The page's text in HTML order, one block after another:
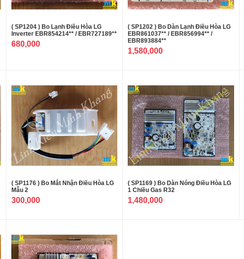
( SP1204 ) Bo Lạnh Điều Hòa LG
Inverter EBR854214** / EBR727189**
680,000
( SP1202 ) Bo Dàn Lạnh Điều Hòa LG
EBR861037** / EBR856994** /
EBR893884**
1,580,000
( SP1176 ) Bo Mắt Nhận Điều Hòa LG
Mẫu 2
300,000
( SP1169 ) Bo Dàn Nóng Điều Hòa LG
1 Chiều Gas R32
1,480,000